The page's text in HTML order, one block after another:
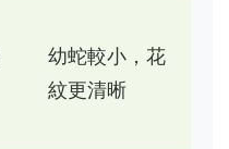
幼蛇較小，花
紋更清晰